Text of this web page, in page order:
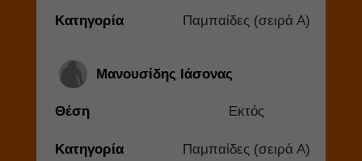
Κατηγορία Παμπαίδες (σειρά Α)
Μανουσίδης Ιάσονας
Θέση Εκτός
Κατηγορία Παμπαίδες (σειρά Α)